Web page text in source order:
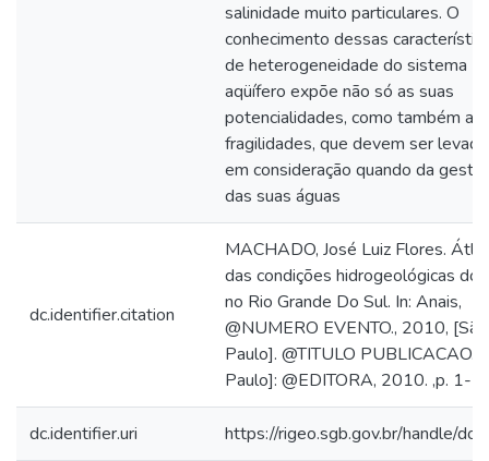
salinidade muito particulares. O
conhecimento dessas
de heterogeneidade do sistema
aqüífero expõe não só as suas
potencialidades, como também as
fragilidades, que devem ser
em consideração quando da
das suas águas
dc.identifier.citation
MACHADO, José Luiz Flores.
das condições hidrogeológicas do
no Rio Grande Do Sul. In: Anais,
@NUMERO EVENTO., 2010, [São
Paulo]. @TITULO PUBLICACAO.
Paulo]: @EDITORA, 2010. ,p. 1-7.
dc.identifier.uri https://rigeo.sgb.gov.br/handle/